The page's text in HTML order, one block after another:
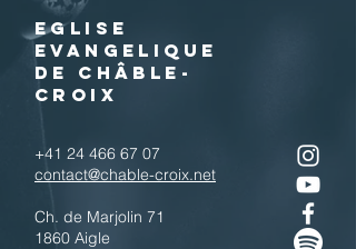
EGLISE
EVANGELIQUE
DE CHÂBLE-
CROIX
+41 24 466 67 07
contact@chable-croix.net
Ch. de Marjolin 71
1860 Aigle